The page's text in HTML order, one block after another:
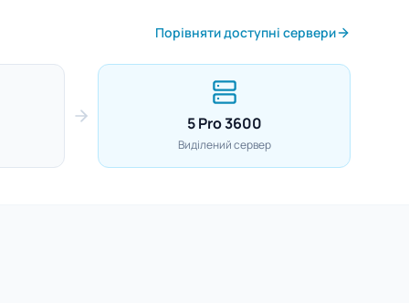
Порівняти доступні сервери
5 Pro 3600
Виділений сервер